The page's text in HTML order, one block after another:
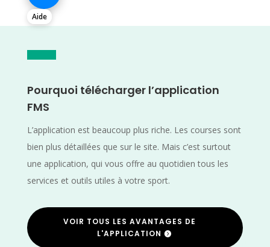
Aide
Pourquoi télécharger l’application
FMS
L’application est beaucoup plus riche. Les courses sont
bien plus détaillées que sur le site. Mais c’est surtout
une application, qui vous offre au quotidien tous les
services et outils utiles à votre sport.
VOIR TOUS LES AVANTAGES DE
L'APPLICATION